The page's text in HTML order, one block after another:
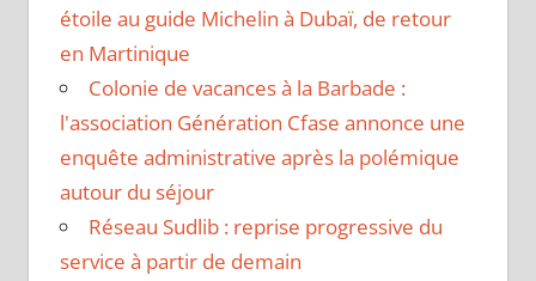
étoile au guide Michelin à Dubaï, de retour
en Martinique
Colonie de vacances à la Barbade :
l'association Génération Cfase annonce une
enquête administrative après la polémique
autour du séjour
Réseau Sudlib : reprise progressive du
service à partir de demain